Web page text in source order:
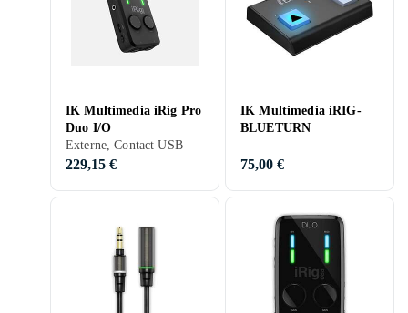
IK Multimedia iRig Pro
Duo I/O
Externe, Contact USB
229,15 €
IK Multimedia iRIG-
BLUETURN
75,00 €